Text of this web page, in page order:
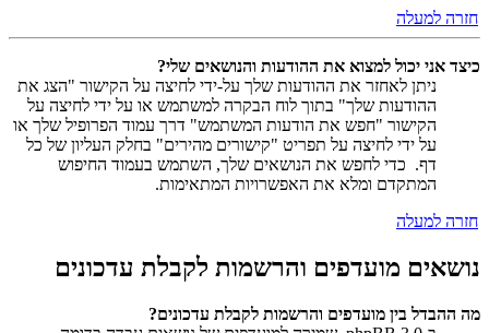
חזרה למעלה
כיצד אני יכול למצוא את ההודעות והנושאים שלי?
ניתן לאחזר את ההודעות שלך על-ידי לחיצה על הקישור "הצג את
ההודעות שלך" בתוך לוח הבקרה למשתמש או על ידי לחיצה על
הקישור "חפש את הודעות המשתמש" דרך עמוד הפרופיל שלך או
על ידי לחיצה על תפריט "קישורים מהירים" בחלק העליון של כל
דף. כדי לחפש את הנושאים שלך, השתמש בעמוד החיפוש
המתקדם ומלא את האפשרויות המתאימות.
חזרה למעלה
נושאים מועדפים והרשמות לקבלת עדכונים
מה ההבדל בין מועדפים והרשמות לקבלת עדכונים?